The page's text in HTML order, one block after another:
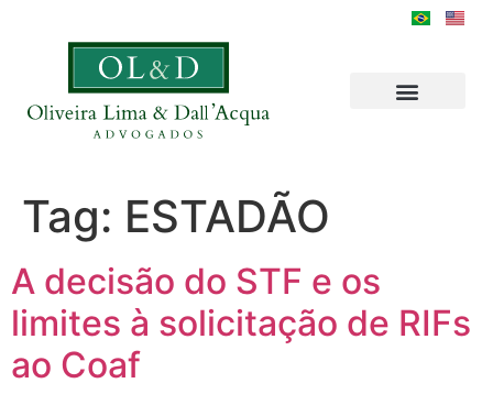
Tag: ESTADÃO
A decisão do STF e os
limites à solicitação de RIFs
ao Coaf